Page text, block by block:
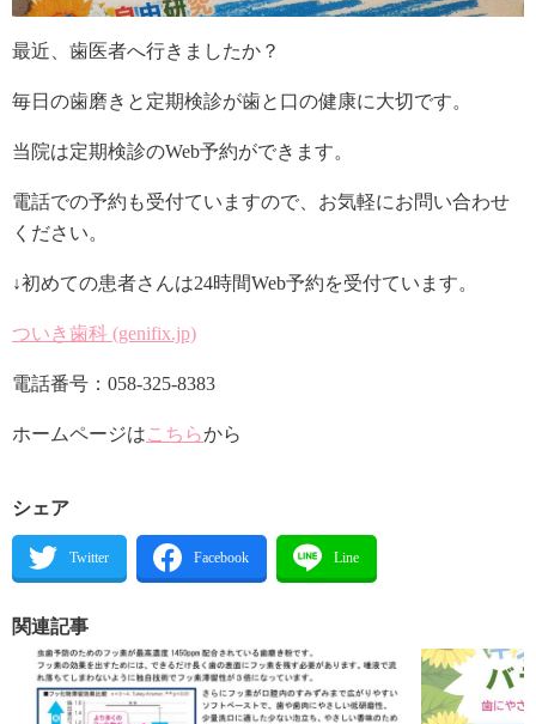
最近、歯医者へ行きましたか？
毎日の歯磨きと定期検診が歯と口の健康に大切です。
当院は定期検診のWeb予約ができます。
電話での予約も受付ていますので、お気軽にお問い合わせ
ください。
↓初めての患者さんは24時間Web予約を受付ています。
ついき歯科 (genifix.jp)
電話番号：058-325-8383
ホームページはこちらから
シェア
関連記事